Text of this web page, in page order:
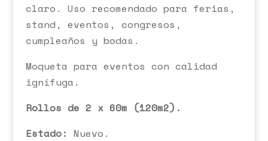
claro. Uso recomendado para ferias,
stand, eventos, congresos,
cumpleaños y bodas.
Moqueta para eventos con calidad
ignífuga.
Rollos de 2 x 60m (120m2).
Estado: Nuevo.